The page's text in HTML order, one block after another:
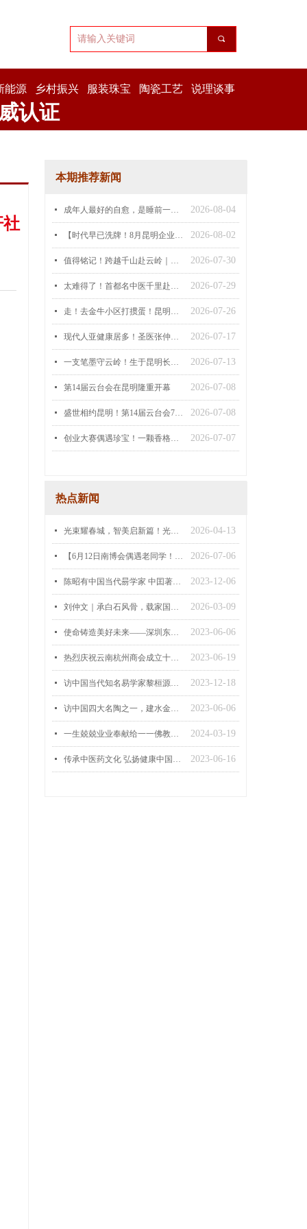
能源 乡村振兴 服装珠宝 陶瓷工艺 说理谈事
认证
끠
社
本期推荐新闻
2026-08-04
넷 成年人最好的自愈，是睡前一场温和艾灸
2026-08-02
넷 【时代早已洗牌！8月昆明企业家齐聚，吃透AI增长闭环，客源主动找上门】
2026-07-30
넷 值得铭记！跨越千山赴云岭｜首都名中医董瑞教授把国家级中医诊疗带到昆明，温暖守护百姓肺腑安康
2026-07-29
넷 太难得了！首都名中医千里赴滇，只为给云南百姓守护一片“清净肺腑”
2026-07-26
넷 走！去金牛小区打掼蛋！昆明首届“印象果酒杯”掼蛋大师赛，打牌还能赢超多有机好礼
2026-07-17
넷 现代人亚健康居多！圣医张仲景传承下来的艾灸三件套，睡前用上睡到自然醒，真爽！
2026-07-13
넷 一支笔墨守云岭！生于昆明长于滇池畔，半生握墨二十余载，只为讲好云南故事，传递云岭之声
2026-07-08
넷 第14届云台会在昆明隆重开幕
2026-07-08
넷 盛世相约昆明！第14届云台会7月8日隆重启幕，山海相连，云台一家亲，两岸同心共赴新蓝图
2026-07-07
넷 创业大赛偶遇珍宝！一颗香格里拉地道高原川贝，会治好我多年熬夜顽咳，倍感欣慰！
热点新闻
2026-04-13
넷 光束耀春城，智美启新篇！光慧集团以硬核科技，重构美业发展新格局
2026-07-06
넷 【6月12日南博会偶遇老同学！明代御医古方苗药喷剂，一瓶摆平十多种皮肤问题】
2023-12-06
넷 陈昭有中国当代昜学家 中囯著名风水名师
2026-03-09
넷 刘仲文｜承白石风骨，载家国丹青：一位殿堂级艺术家的笔墨人生
2023-06-06
넷 使命铸造美好未来——深圳东莞市科讯精密仪器有限公司
2023-06-19
넷 热烈庆祝云南杭州商会成立十周年喜讯
2023-12-18
넷 访中国当代知名易学家黎桓源喜讯
2023-06-06
넷 访中国四大名陶之一，建水金牌紫陶大师徐健伟浮雕作品艺术之美
2024-03-19
넷 一生兢兢业业奉献给一一佛教名人 释心常法师
2023-06-16
넷 传承中医药文化 弘扬健康中国建设 一一访黄氏祖传秘方跌打烫伤特效药酒药膏继承人黄恩度